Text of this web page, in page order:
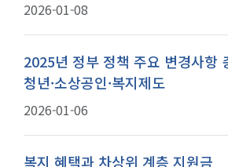
2026-01-08
2025년 정부 정책 주요 변경사항
청년·소상공인·복지제도
2026-01-06
복지 혜택과 차상위 계층 지원금